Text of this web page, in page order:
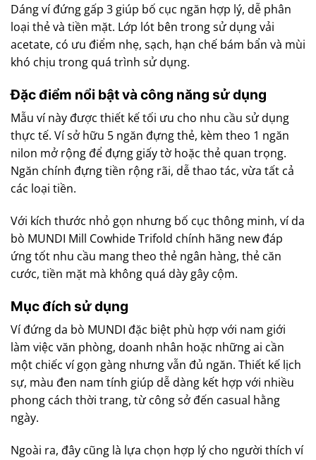
Dáng ví đứng gấp 3 giúp bố cục ngăn hợp lý, dễ phân
loại thẻ và tiền mặt. Lớp lót bên trong sử dụng vải
acetate, có ưu điểm nhẹ, sạch, hạn chế bám bẩn và mùi
khó chịu trong quá trình sử dụng.
Đặc điểm nổi bật và công năng sử dụng
Mẫu ví này được thiết kế tối ưu cho nhu cầu sử dụng
thực tế. Ví sở hữu 5 ngăn đựng thẻ, kèm theo 1 ngăn
nilon mở rộng để đựng giấy tờ hoặc thẻ quan trọng.
Ngăn chính đựng tiền rộng rãi, dễ thao tác, vừa tất cả
các loại tiền.
Với kích thước nhỏ gọn nhưng bố cục thông minh, ví da
bò MUNDI Mill Cowhide Trifold chính hãng new đáp
ứng tốt nhu cầu mang theo thẻ ngân hàng, thẻ căn
cước, tiền mặt mà không quá dày gây cộm.
Mục đích sử dụng
Ví đứng da bò MUNDI đặc biệt phù hợp với nam giới
làm việc văn phòng, doanh nhân hoặc những ai cần
một chiếc ví gọn gàng nhưng vẫn đủ ngăn. Thiết kế lịch
sự, màu đen nam tính giúp dễ dàng kết hợp với nhiều
phong cách thời trang, từ công sở đến casual hằng
ngày.
Ngoài ra, đây cũng là lựa chọn hợp lý cho người thích ví